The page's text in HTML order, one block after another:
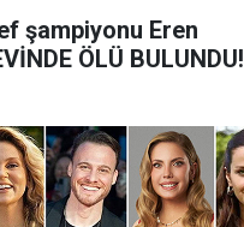
şampiyonu Eren
ÖLÜ BULUNDU!